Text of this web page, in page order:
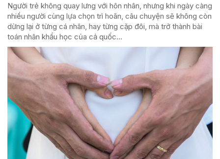
Người trẻ không quay lưng với hôn nhân, nhưng khi ngày càng
nhiều người cùng lựa chọn trì hoãn, câu chuyện sẽ không còn
dừng lại ở từng cá nhân, hay từng cặp đôi, mà trở thành bài
toán nhân khẩu học của cả quốc...